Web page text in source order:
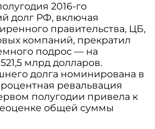
2016-го
долг РФ, включая
правительства, ЦБ,
компаний, прекратил
подрос — на
млрд долларов.
долга номинирована в
ревальвация
полугодии привела к
общей суммы